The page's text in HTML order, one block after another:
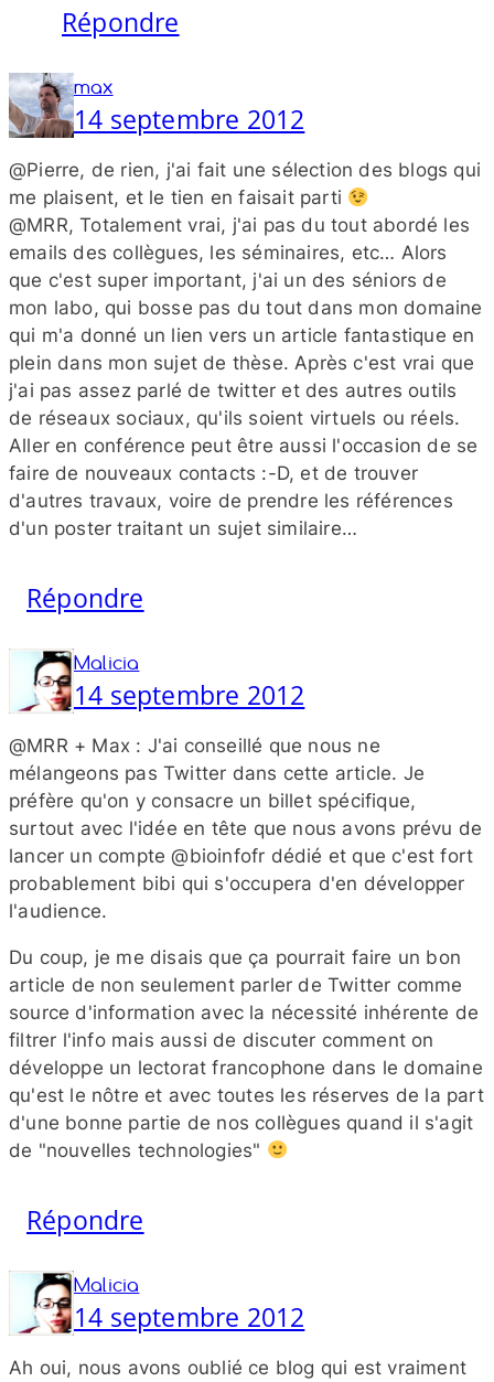
Répondre
max
14 septembre 2012
@Pierre, de rien, j'ai fait une sélection des blogs qui
me plaisent, et le tien en faisait parti
@MRR, Totalement vrai, j'ai pas du tout abordé les
emails des collègues, les séminaires, etc… Alors
que c'est super important, j'ai un des séniors de
mon labo, qui bosse pas du tout dans mon domaine
qui m'a donné un lien vers un article fantastique en
plein dans mon sujet de thèse. Après c'est vrai que
j'ai pas assez parlé de twitter et des autres outils
de réseaux sociaux, qu'ils soient virtuels ou réels.
Aller en conférence peut être aussi l'occasion de se
faire de nouveaux contacts :-D, et de trouver
d'autres travaux, voire de prendre les références
d'un poster traitant un sujet similaire…
Répondre
Malicia
14 septembre 2012
@MRR + Max : J'ai conseillé que nous ne
mélangeons pas Twitter dans cette article. Je
préfère qu'on y consacre un billet spécifique,
surtout avec l'idée en tête que nous avons prévu de
lancer un compte @bioinfofr dédié et que c'est fort
probablement bibi qui s'occupera d'en développer
l'audience.
Du coup, je me disais que ça pourrait faire un bon
article de non seulement parler de Twitter comme
source d'information avec la nécessité inhérente de
filtrer l'info mais aussi de discuter comment on
développe un lectorat francophone dans le domaine
qu'est le nôtre et avec toutes les réserves de la part
d'une bonne partie de nos collègues quand il s'agit
de "nouvelles technologies"
Répondre
Malicia
14 septembre 2012
Ah oui, nous avons oublié ce blog qui est vraiment